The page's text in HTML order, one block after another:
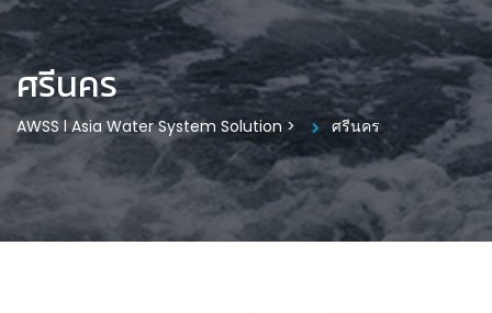
ศรีนคร
AWSS l Asia Water System Solution > ศรีนคร